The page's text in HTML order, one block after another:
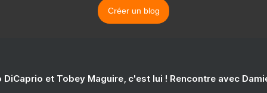
Créer un blog
DiCaprio et Tobey Maguire, c'est lui ! Rencontre avec